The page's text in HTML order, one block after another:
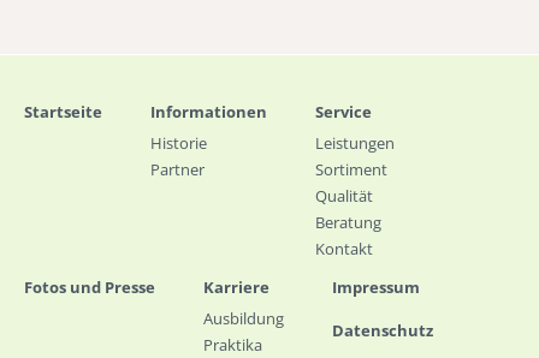
Startseite
Informationen
Historie
Partner
Service
Leistungen
Sortiment
Qualität
Beratung
Kontakt
Fotos und Presse
Karriere
Ausbildung
Praktika
Impressum
Datenschutz